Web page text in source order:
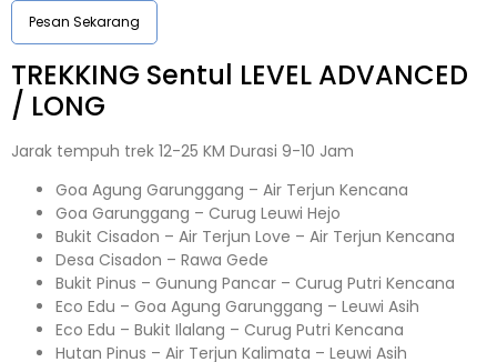
Pesan Sekarang
TREKKING Sentul LEVEL ADVANCED
/ LONG
Jarak tempuh trek 12-25 KM Durasi 9-10 Jam
Goa Agung Garunggang – Air Terjun Kencana
Goa Garunggang – Curug Leuwi Hejo
Bukit Cisadon – Air Terjun Love – Air Terjun Kencana
Desa Cisadon – Rawa Gede
Bukit Pinus – Gunung Pancar – Curug Putri Kencana
Eco Edu – Goa Agung Garunggang – Leuwi Asih
Eco Edu – Bukit Ilalang – Curug Putri Kencana
Hutan Pinus – Air Terjun Kalimata – Leuwi Asih